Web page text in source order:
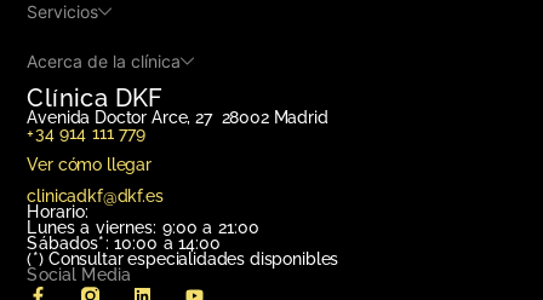
Clínica DKF
Avenida Doctor Arce, 27 28002 Madrid
+34 914 111 779
Ver cómo llegar
clinicadkf@dkf.es
Horario:
Lunes a viernes: 9:00 a 21:00
Sábados*: 10:00 a 14:00
(*) Consultar especialidades disponibles
Social Media
Servicios
Acerca de la clínica